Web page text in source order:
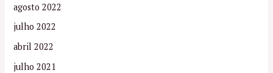
agosto 2022
julho 2022
abril 2022
julho 2021